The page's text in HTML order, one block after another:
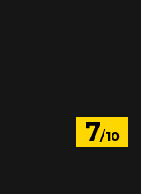
7/10